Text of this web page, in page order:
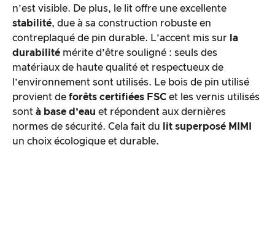
n’est visible. De plus, le lit offre une excellente
stabilité, due à sa construction robuste en
contreplaqué de pin durable. L’accent mis sur
la
durabilité mérite d’être souligné : seuls des
matériaux de haute qualité et respectueux de
l’environnement sont utilisés. Le bois de pin utilisé
provient de forêts certifiées FSC et les vernis utilisés
sont à base d’eau et répondent aux dernières
normes de sécurité. Cela fait du
lit superposé MIMI
un choix écologique et durable.